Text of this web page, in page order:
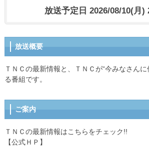
放送予定日 2026/08/10(月)
放送概要
ＴＮＣの最新情報と、ＴＮＣが“今みなさん
る番組です。
ご案内
ＴＮＣの最新情報はこちらをチェック!!
【公式ＨＰ】